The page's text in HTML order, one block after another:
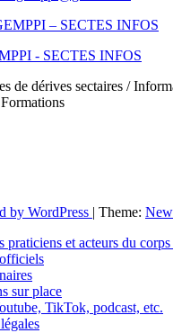
- SECTES INFOS
de dérives sectaires /
by WordPress | Theme:
praticiens et acteurs du corps
sur place
TikTok, podcast, etc.